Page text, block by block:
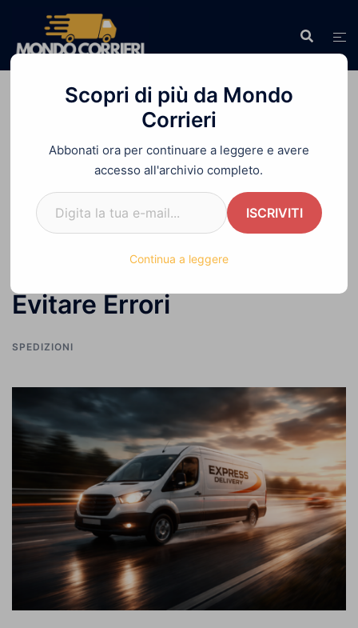
contenuto
Home»Spedizione Urgente: Come Spedire in
un Giorno ed Evitare Errori
Spedizione Urgente: Come
Spedire in un Giorno ed
Evitare Errori
SPEDIZIONI
Scopri di più da Mondo
Corrieri
Abbonati ora per continuare a leggere e avere
accesso all'archivio completo.
Digita la tua e-mail...
ISCRIVITI
Continua a leggere